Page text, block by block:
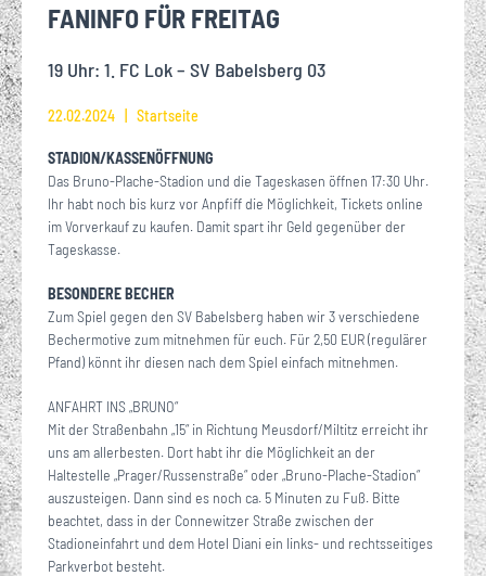
FANINFO FÜR FREITAG
19 Uhr: 1. FC Lok – SV Babelsberg 03
22.02.2024 Startseite
STADION/KASSENÖFFNUNG
Das Bruno-Plache-Stadion und die Tageskasen öffnen 17:30 Uhr.
Ihr habt noch bis kurz vor Anpfiff die Möglichkeit, Tickets online
im Vorverkauf zu kaufen. Damit spart ihr Geld gegenüber der
Tageskasse.
BESONDERE BECHER
Zum Spiel gegen den SV Babelsberg haben wir 3 verschiedene
Bechermotive zum mitnehmen für euch. Für 2,50 EUR (regulärer
Pfand) könnt ihr diesen nach dem Spiel einfach mitnehmen.
ANFAHRT INS „BRUNO“
Mit der Straßenbahn „15“ in Richtung Meusdorf/Miltitz erreicht ihr
uns am allerbesten. Dort habt ihr die Möglichkeit an der
Haltestelle „Prager/Russenstraße“ oder „Bruno-Plache-Stadion“
auszusteigen. Dann sind es noch ca. 5 Minuten zu Fuß. Bitte
beachtet, dass in der Connewitzer Straße zwischen der
Stadioneinfahrt und dem Hotel Diani ein links- und rechtsseitiges
Parkverbot besteht.